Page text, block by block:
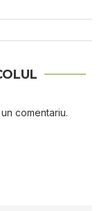
comentariu.